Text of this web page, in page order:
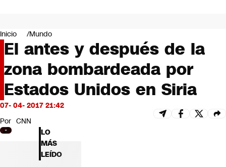
Negocios
Deportes
Programas completos
Cultura
Servicios
Bits
CNN tiempo
Futuro 360
Opinión
Inicio Mundo
El antes y después de la
zona bombardeada por
Estados Unidos en Siria
07- 04- 2017 21:42
Por CNN
LO
MÁS
LEÍDO